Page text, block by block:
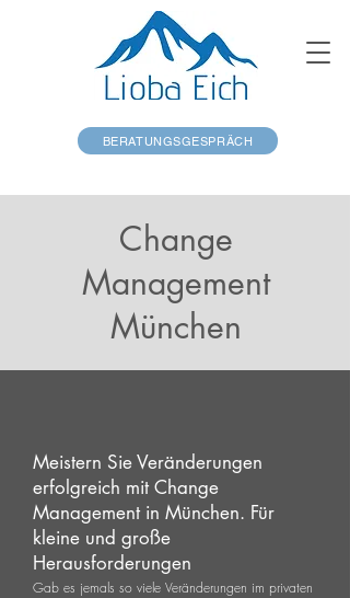
BERATUNGSGESPRÄCH
Change
Management
München
Meistern Sie Veränderungen
erfolgreich mit Change
Management in München. Für
kleine und große
Herausforderungen
Gab es jemals so viele Veränderungen im privaten